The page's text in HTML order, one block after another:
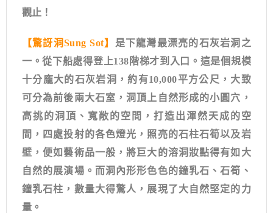
觀止！
【驚訝洞Sung Sot】 是下龍灣最漂亮的石灰岩洞之
一。從下船處得登上138階梯才到入口。這是個規模
十分龐大的石灰岩洞，約有10,000平方公尺，大致
可分為前後兩大石室，洞頂上自然形成的小圓穴，
高挑的洞頂、寬敞的空間，打造出渾然天成的空
間，四處投射的各色燈光，照亮的石柱石筍以及岩
壁，便如藝術品一般，將巨大的溶洞妝點得有如大
自然的展演場。而洞內形形色色的鐘乳石、石筍、
鐘乳石柱，數量大得驚人，展現了大自然堅定的力
量。